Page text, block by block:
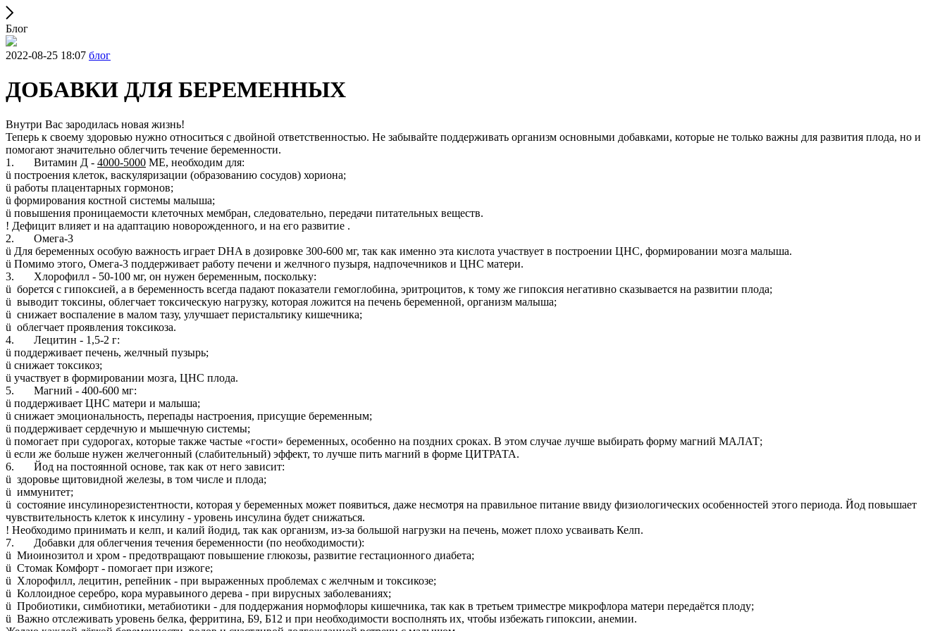
Блог
2022-08-25 18:07 блог
ДОБАВКИ ДЛЯ БЕРЕМЕННЫХ
Внутри Вас зародилась новая жизнь!
Теперь к своему здоровью нужно относиться с двойной ответственностью. Не забывайте поддерживать организм основными добавками, которые не только важны для развития плода, но и
помогают значительно облегчить течение беременности.
1. Витамин Д - 4000-5000 МЕ, необходим для:
ü построения клеток, васкуляризации (образованию сосудов) хориона;
ü работы плацентарных гормонов;
ü формирования костной системы малыша;
ü повышения проницаемости клеточных мембран, следовательно, передачи питательных веществ.
! Дефицит влияет и на адаптацию новорожденного, и на его развитие .
2. Омега-3
ü Для беременных особую важность играет DHA в дозировке 300-600 мг, так как именно эта кислота участвует в построении ЦНС, формировании мозга малыша.
ü Помимо этого, Омега-3 поддерживает работу печени и желчного пузыря, надпочечников и ЦНС матери.
3. Хлорофилл - 50-100 мг, он нужен беременным, поскольку:
ü борется с гипоксией, а в беременность всегда падают показатели гемоглобина, эритроцитов, к тому же гипоксия негативно сказывается на развитии плода;
ü выводит токсины, облегчает токсическую нагрузку, которая ложится на печень беременной, организм малыша;
ü снижает воспаление в малом тазу, улучшает перистальтику кишечника;
ü облегчает проявления токсикоза.
4. Лецитин - 1,5-2 г:
ü поддерживает печень, желчный пузырь;
ü снижает токсикоз;
ü участвует в формировании мозга, ЦНС плода.
5. Магний - 400-600 мг:
ü поддерживает ЦНС матери и малыша;
ü снижает эмоциональность, перепады настроения, присущие беременным;
ü поддерживает сердечную и мышечную системы;
ü помогает при судорогах, которые также частые «гости» беременных, особенно на поздних сроках. В этом случае лучше выбирать форму магний МАЛАТ;
ü если же больше нужен желчегонный (слабительный) эффект, то лучше пить магний в форме ЦИТРАТА.
6. Йод на постоянной основе, так как от него зависит:
ü здоровье щитовидной железы, в том числе и плода;
ü иммунитет;
ü состояние инсулинорезистентности, которая у беременных может появиться, даже несмотря на правильное питание ввиду физиологических особенностей этого периода. Йод повышает
чувствительность клеток к инсулину - уровень инсулина будет снижаться.
! Необходимо принимать и келп, и калий йодид, так как организм, из-за большой нагрузки на печень, может плохо усваивать Келп.
7. Добавки для облегчения течения беременности (по необходимости):
ü Миоинозитол и хром - предотвращают повышение глюкозы, развитие гестационного диабета;
ü Стомак Комфорт - помогает при изжоге;
ü Хлорофилл, лецитин, репейник - при выраженных проблемах с желчным и токсикозе;
ü Коллоидное серебро, кора муравьиного дерева - при вирусных заболеваниях;
ü Пробиотики, симбиотики, метабиотики - для поддержания нормофлоры кишечника, так как в третьем триместре микрофлора матери передаётся плоду;
ü Важно отслеживать уровень белка, ферритина, Б9, Б12 и при необходимости восполнять их, чтобы избежать гипоксии, анемии.